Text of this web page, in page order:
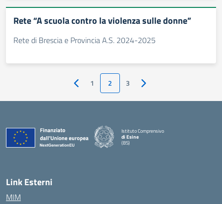
Rete “A scuola contro la violenza sulle donne”
Rete di Brescia e Provincia A.S. 2024-2025
Pagina precedente
1 2 3 Pagina successiva
Istituto Comprensivo
di Esine
(BS)
Link Esterni
MIM